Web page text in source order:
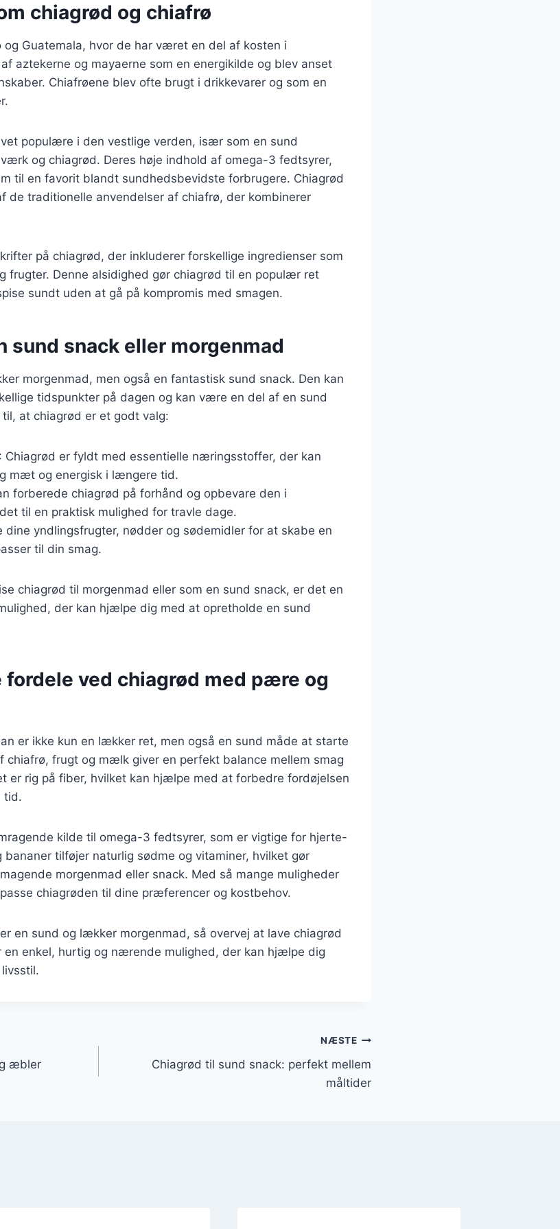
chiagrød og chiafrø
og Guatemala, hvor de har været en del af kosten i
aztekerne og mayaerne som en energikilde og blev anset
Chiafrøene blev ofte brugt i drikkevarer og som en
populære i den vestlige verden, især som en sund
og chiagrød. Deres høje indhold af omega-3 fedtsyrer,
til en favorit blandt sundhedsbevidste forbrugere. Chiagrød
de traditionelle anvendelser af chiafrø, der kombinerer
på chiagrød, der inkluderer forskellige ingredienser som
frugter. Denne alsidighed gør chiagrød til en populær ret
sundt uden at gå på kompromis med smagen.
sund snack eller morgenmad
morgenmad, men også en fantastisk sund snack. Den kan
tidspunkter på dagen og kan være en del af en sund
at chiagrød er et godt valg:
: Chiagrød er fyldt med essentielle næringsstoffer, der kan
mæt og energisk i længere tid.
forberede chiagrød på forhånd og opbevare den i
til en praktisk mulighed for travle dage.
dine yndlingsfrugter, nødder og sødemidler for at skabe en
til din smag.
chiagrød til morgenmad eller som en sund snack, er det en
der kan hjælpe dig med at opretholde en sund
fordele ved chiagrød med pære og
er ikke kun en lækker ret, men også en sund måde at starte
chiafrø, frugt og mælk giver en perfekt balance mellem smag
er rig på fiber, hvilket kan hjælpe med at forbedre fordøjelsen
tid.
kilde til omega-3 fedtsyrer, som er vigtige for hjerte-
tilføjer naturlig sødme og vitaminer, hvilket gør
morgenmad eller snack. Med så mange muligheder
chiagrøden til dine præferencer og kostbehov.
en sund og lækker morgenmad, så overvej at lave chiagrød
enkel, hurtig og nærende mulighed, der kan hjælpe dig
æbler
NÆSTE
Chiagrød til sund snack: perfekt mellem
måltider